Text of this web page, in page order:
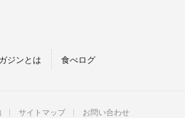
ジンとは 食べログ
サイトマップ お問い合わせ